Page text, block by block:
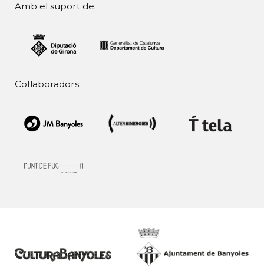
Amb el suport de:
Col·laboradors: